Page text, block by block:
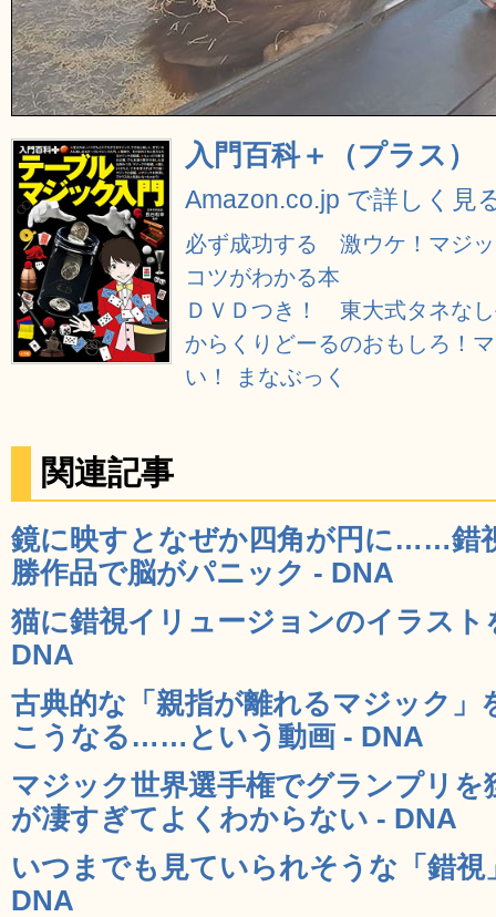
入門百科＋（プラス
Amazon.co.jp で詳しく見
必ず成功する 激ウケ！マジ
コツがわかる本
ＤＶＤつき！ 東大式タネな
からくりどーるのおもしろ！
い！ まなぶっく
関連記事
鏡に映すとなぜか四角が円に……錯
勝作品で脳がパニック - DNA
猫に錯視イリュージョンのイラス
DNA
古典的な「親指が離れるマジック」
こうなる……という動画 - DNA
マジック世界選手権でグランプリ
が凄すぎてよくわからない - DNA
いつまでも見ていられそうな「錯視
DNA